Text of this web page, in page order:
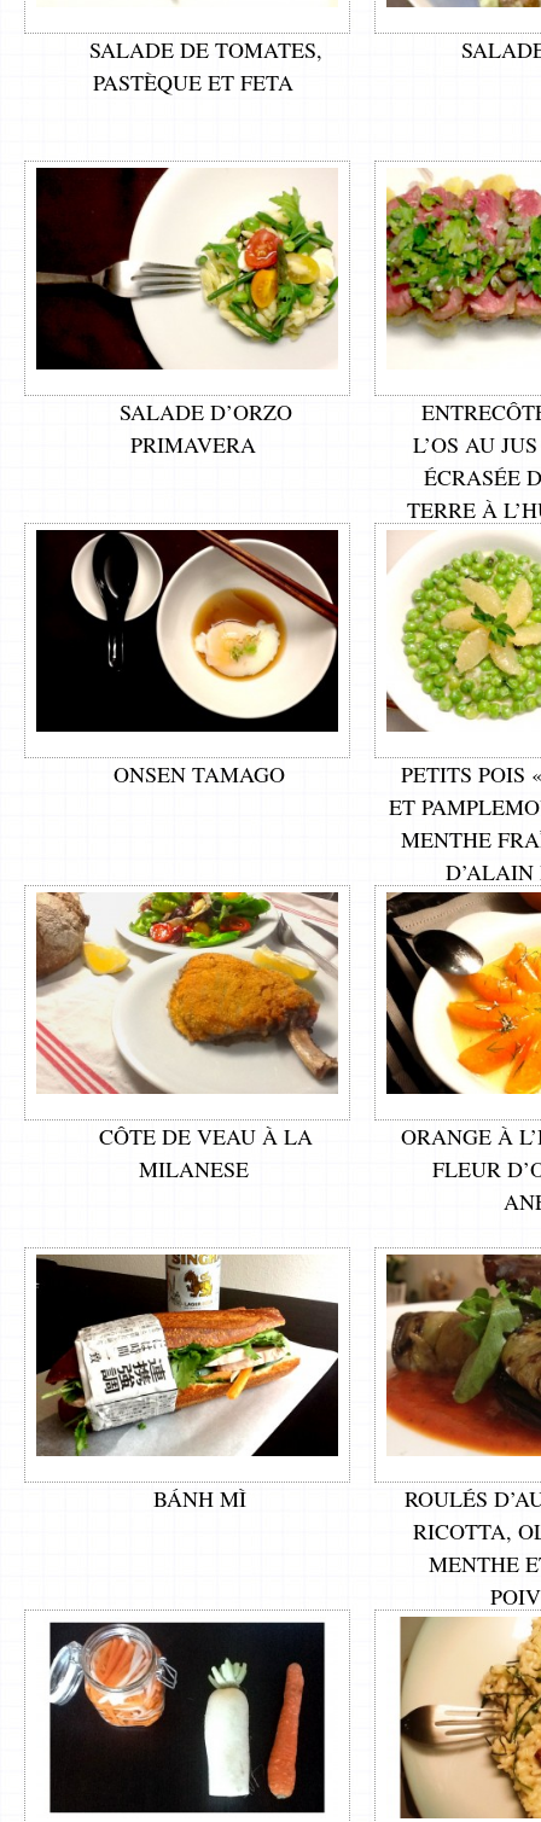
SALADE DE TOMATES,
PASTÈQUE ET FETA
SALADE D’ORZO
PRIMAVERA
L’OS AU
ÉCRASÉE
TERRE À
ONSEN TAMAGO
PETITS POIS
ET
MENTHE
D’ALAIN
CÔTE DE VEAU À LA
MILANESE
ORANGE À
FLEUR
BÁNH MÌ
ROULÉS
RICOTTA,
MENTHE